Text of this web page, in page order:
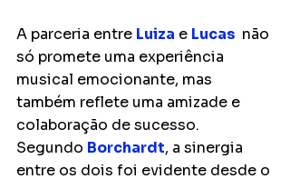
A parceria entre Luiza e Lucas não
só promete uma experiência
musical emocionante, mas
também reflete uma amizade e
colaboração de sucesso.
Segundo Borchardt, a sinergia
entre os dois foi evidente desde o